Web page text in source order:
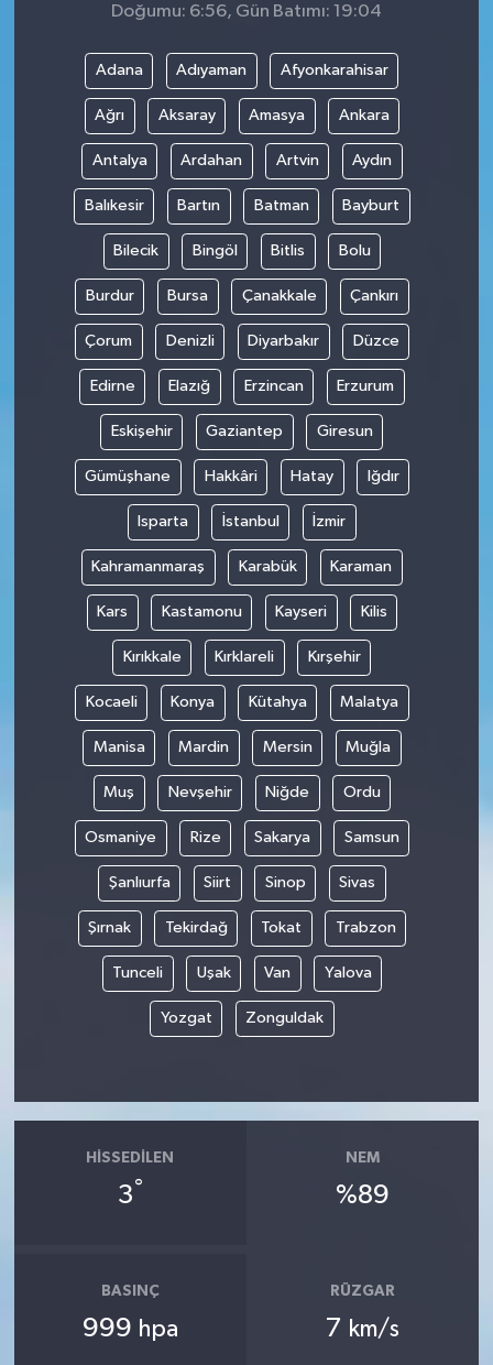
Doğumu: 6:56, Gün Batımı: 19:04
Adana Adıyaman Afyonkarahisar
Ağrı Aksaray Amasya Ankara
Antalya Ardahan Artvin Aydın
Balıkesir Bartın Batman Bayburt
Bilecik Bingöl Bitlis Bolu
Burdur Bursa Çanakkale Çankırı
Çorum Denizli Diyarbakır Düzce
Edirne Elazığ Erzincan Erzurum
Eskişehir Gaziantep Giresun
Gümüşhane Hakkâri Hatay Iğdır
Isparta İstanbul İzmir
Kahramanmaraş Karabük Karaman
Kars Kastamonu Kayseri Kilis
Kırıkkale Kırklareli Kırşehir
Kocaeli Konya Kütahya Malatya
Manisa Mardin Mersin Muğla
Muş Nevşehir Niğde Ordu
Osmaniye Rize Sakarya Samsun
Şanlıurfa Siirt Sinop Sivas
Şırnak Tekirdağ Tokat Trabzon
Tunceli Uşak Van Yalova
Yozgat Zonguldak
HISSEDILEN
3°
NEM
%89
BASINÇ
999 hpa
RÜZGAR
7 km/s